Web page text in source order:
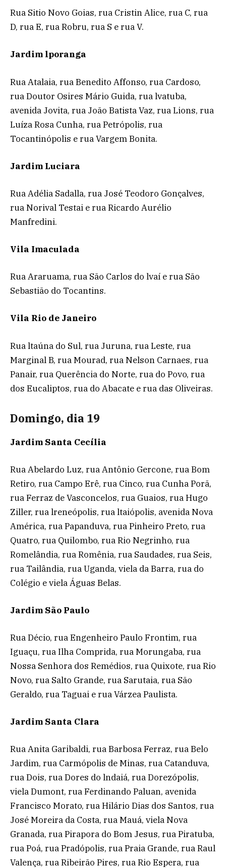
Rua Sitio Novo Goias, rua Cristin Alice, rua C, rua
D, rua E, rua Robru, rua S e rua V.
Jardim lporanga
Rua Atalaia, rua Benedito Affonso, rua Cardoso,
rua Doutor Osires Mário Guida, rua lvatuba,
avenida Jovita, rua João Batista Vaz, rua Lions, rua
Luíza Rosa Cunha, rua Petrópolis, rua
Tocantinópolis e rua Vargem Bonita.
Jardim Luciara
Rua Adélia Sadalla, rua José Teodoro Gonçalves,
rua Norival Testai e rua Ricardo Aurélio
Manfredini.
Vila Imaculada
Rua Araruama, rua São Carlos do lvaí e rua São
Sebastião do Tocantins.
Vila Rio de Janeiro
Rua ltaúna do Sul, rua Juruna, rua Leste, rua
Marginal B, rua Mourad, rua Nelson Carnaes, rua
Panair, rua Querência do Norte, rua do Povo, rua
dos Eucaliptos, rua do Abacate e rua das Oliveiras.
Domingo, dia 19
Jardim Santa Cecília
Rua Abelardo Luz, rua Antônio Gercone, rua Bom
Retiro, rua Campo Erê, rua Cinco, rua Cunha Porã,
rua Ferraz de Vasconcelos, rua Guaios, rua Hugo
Ziller, rua lreneópolis, rua ltaiópolis, avenida Nova
América, rua Papanduva, rua Pinheiro Preto, rua
Quatro, rua Quilombo, rua Rio Negrinho, rua
Romelândia, rua Romênia, rua Saudades, rua Seis,
rua Tailândia, rua Uganda, viela da Barra, rua do
Colégio e viela Águas Belas.
Jardim São Paulo
Rua Décio, rua Engenheiro Paulo Frontim, rua
Iguaçu, rua Ilha Comprida, rua Morungaba, rua
Nossa Senhora dos Remédios, rua Quixote, rua Rio
Novo, rua Salto Grande, rua Sarutaia, rua São
Geraldo, rua Taguai e rua Várzea Paulista.
Jardim Santa Clara
Rua Anita Garibaldi, rua Barbosa Ferraz, rua Belo
Jardim, rua Carmópolis de Minas, rua Catanduva,
rua Dois, rua Dores do lndaiá, rua Dorezópolis,
viela Dumont, rua Ferdinando Paluan, avenida
Francisco Morato, rua Hilário Dias dos Santos, rua
José Moreira da Costa, rua Mauá, viela Nova
Granada, rua Pirapora do Bom Jesus, rua Piratuba,
rua Poá, rua Pradópolis, rua Praia Grande, rua Raul
Valença, rua Ribeirão Pires, rua Rio Espera, rua